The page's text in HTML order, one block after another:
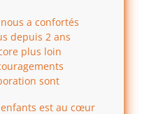
a confortés
depuis 2 ans
plus loin
sont
enfants est au cœur